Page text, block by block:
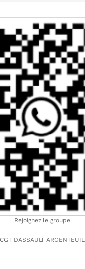
Rejoignez le groupe
CGT DASSAULT ARGENTEUIL